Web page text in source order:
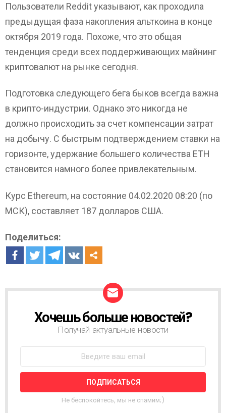
Пользователи Reddit указывают, как проходила
предыдущая фаза накопления альткоина в конце
октября 2019 года. Похоже, что это общая
тенденция среди всех поддерживающих майнинг
криптовалют на рынке сегодня.
Подготовка следующего бега быков всегда важна
в крипто-индустрии. Однако это никогда не
должно происходить за счет компенсации затрат
на добычу. С быстрым подтверждением ставки на
горизонте, удержание большего количества ETH
становится намного более привлекательным.
Курс Ethereum, на состояние 04.02.2020 08:20 (по
МСК), составляет 187 долларов США.
Поделиться:
О
Т
Н
Я
Хочешь больше новостей?
Получай актуальные новости
Не беспокойтесь, мы не спамим;)